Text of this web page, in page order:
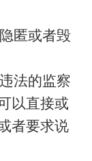
匿或者毁
法的监察
以直接或
者要求说